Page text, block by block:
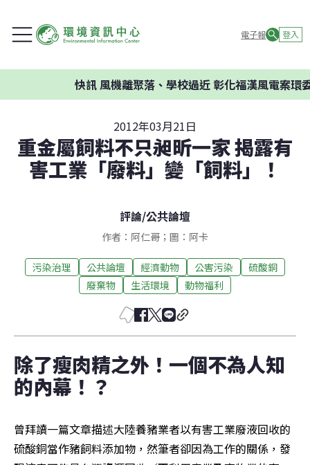
電子報 登入
快訊風機離聚落、學校過近 彰化福漢風電案環委建
2012年03月21日
重金屬飼料不只昶昕一家 揭露有
害工業「廢料」變「飼料」！
評論/公共論壇
作者：阿仁哥；圖：阿卡
污染治理 公共論壇 經濟動物 公害污染
硫酸銅
廢棄物
生活環境 動物福利
除了瘦肉精之外！一個不為人知
的內幕！？
曾拜讀一篇文章描述大陸養豬業者以有害工業廢液回收的
硫酸銅當作豬飼料添加物，然筆者卻因為工作的關係，發